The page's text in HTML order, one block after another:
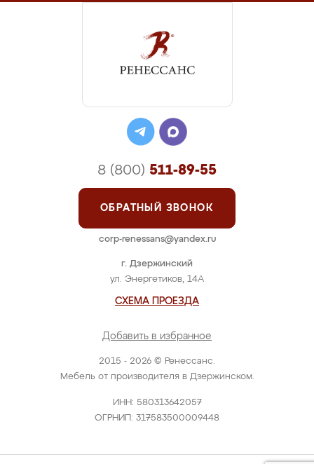
2015 - 2026 © Ренессанс.
Мебель от производителя в Дзержинском.
ИНН: 580313642057
ОГРНИП: 317583500009448
г. Дзержинский
ул. Энергетиков, 14А
СХЕМА ПРОЕЗДА
Добавить в избранное
8 (800) 511-89-55
ОБРАТНЫЙ ЗВОНОК
corp-renessans@yandex.ru